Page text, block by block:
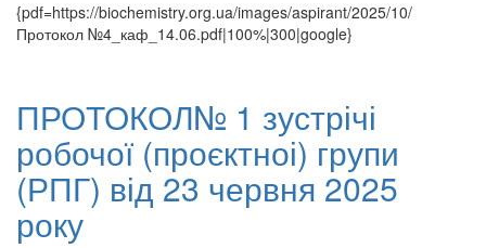
{pdf=https://biochemistry.org.ua/images/aspirant/2025/10/
Протокол №4_каф_14.06.pdf|100%|300|google}
ПРОТОКОЛ№ 1 зустрічі
робочої (проєктноі) групи
(РПГ) від 23 червня 2025
року